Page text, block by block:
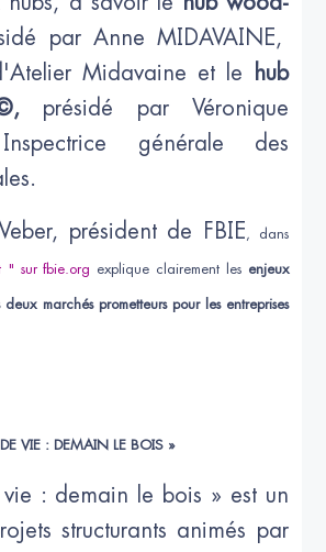
par Anne MIDAVAINE,
Midavaine et le
hub
présidé par Véronique
générale des
président de FBIE , dans
" sur fbie.org explique clairement lesenjeux
marchés prometteurs pour les entreprises
DE VIE : DEMAIN LE BOIS »
: demain le bois » est un
structurants animés par